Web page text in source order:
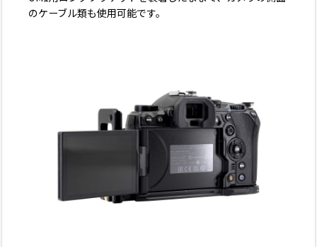
のケーブル類も使用可能です。